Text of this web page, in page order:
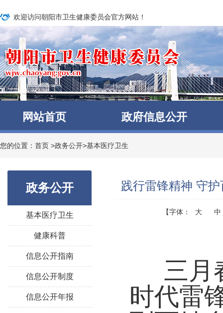
欢迎访问朝阳市卫生健康委员会官方网站！
网站首页 政府信息公开
您的位置： 首页 >政务公开>基本医疗卫生
政务公开
基本医疗卫生
健康科普
信息公开指南
信息公开制度
信息公开年报
践行雷锋精神 守
【字体： 大 中
三月
时代雷